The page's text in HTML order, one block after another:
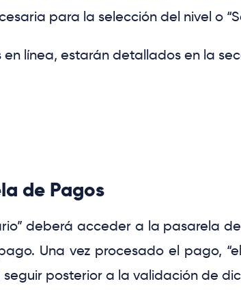
para la selección del nivel o
línea, estarán detallados en la
de Pagos
deberá acceder a la pasarela
Una vez procesado el pago,
posterior a la validación de